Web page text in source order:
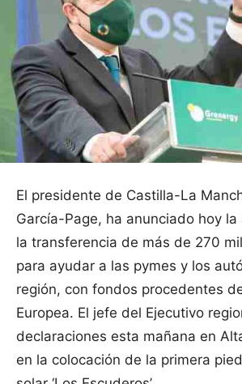
El presidente de Castilla-La
García-Page, ha anunciado hoy
la transferencia de más de 270
para ayudar a las pymes y los
región, con fondos procedentes
Europea. El jefe del Ejecutivo
declaraciones esta mañana en
en la colocación de la primera